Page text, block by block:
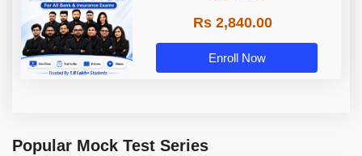
Rs 2,840.00
Enroll Now
Popular Mock Test Series